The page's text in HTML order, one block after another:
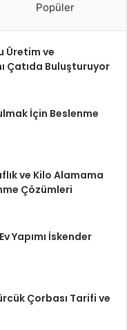
Popüler
Üretim ve
Çatıda Buluşturuyor
İçin Beslenme
ve Kilo Alamama
Çözümleri
Yapımı İskender
Çorbası Tarifi ve